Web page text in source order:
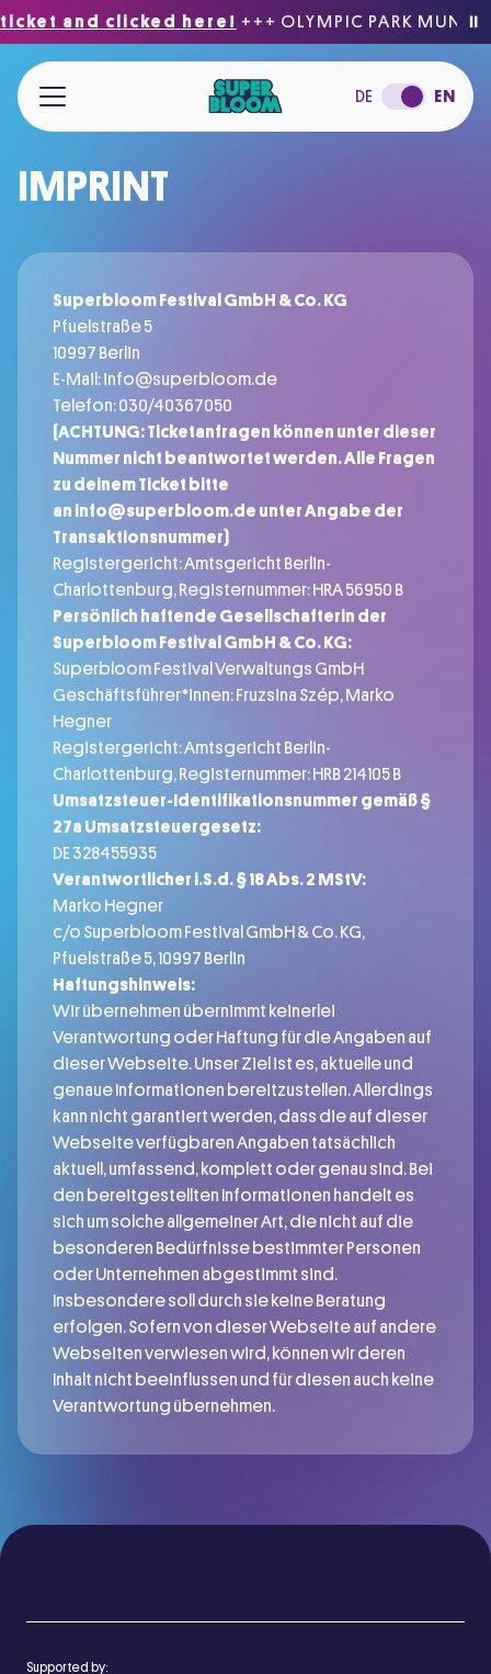
and clicked here! +++ OLYMPIC PARK MUNICH
⏸
DE EN
IMPRINT
Superbloom Festival GmbH & Co. KG
Pfuelstraße 5
10997 Berlin
E-Mail:info@superbloom.de
Telefon: 030/40367050
(ACHTUNG: Ticketanfragen können unter dieser
Nummer nicht beantwortet werden. Alle Fragen
zu deinem Ticket bitte
an info@superbloom.de unter Angabe der
Transaktionsnummer)
Registergericht: Amtsgericht Berlin-
Charlottenburg, Registernummer: HRA 56950 B
Persönlich haftende Gesellschafterin der
Superbloom Festival GmbH & Co. KG:
Superbloom Festival Verwaltungs GmbH
Geschäftsführer*innen: Fruzsina Szép, Marko
Hegner
Registergericht: Amtsgericht Berlin-
Charlottenburg, Registernummer: HRB 214105 B
Umsatzsteuer-Identifikationsnummer gemäß §
27a Umsatzsteuergesetz:
DE 328455935
Verantwortlicher i.S.d. § 18 Abs. 2 MStV:
Marko Hegner
c/o Superbloom Festival GmbH & Co. KG,
Pfuelstraße 5, 10997 Berlin
Haftungshinweis:
Wir übernehmen übernimmt keinerlei
Verantwortung oder Haftung für die Angaben auf
dieser Webseite. Unser Ziel ist es, aktuelle und
genaue Informationen bereitzustellen. Allerdings
kann nicht garantiert werden, dass die auf dieser
Webseite verfügbaren Angaben tatsächlich
aktuell, umfassend, komplett oder genau sind. Bei
den bereitgestellten Informationen handelt es
sich um solche allgemeiner Art, die nicht auf die
besonderen Bedürfnisse bestimmter Personen
oder Unternehmen abgestimmt sind.
Insbesondere soll durch sie keine Beratung
erfolgen. Sofern von dieser Webseite auf andere
Webseiten verwiesen wird, können wir deren
Inhalt nicht beeinflussen und für diesen auch keine
Verantwortung übernehmen.
Supported by: